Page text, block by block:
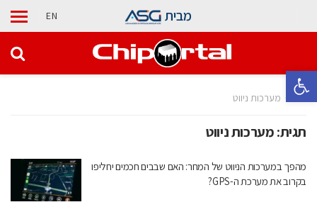
פתח סרגל נגישות
מבית EN
בית מערכות ניווט
תגית:מערכות ניווט
מהפך במערכות הניווט של המחר: האם שבבים חכמים יחליפו
בקרוב את מערכת ה-GPS?